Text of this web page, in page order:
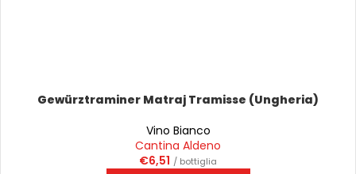
Gewürztraminer Matraj Tramisse (Ungheria)
Vino Bianco
Cantina Aldeno
€6,51 / bottiglia